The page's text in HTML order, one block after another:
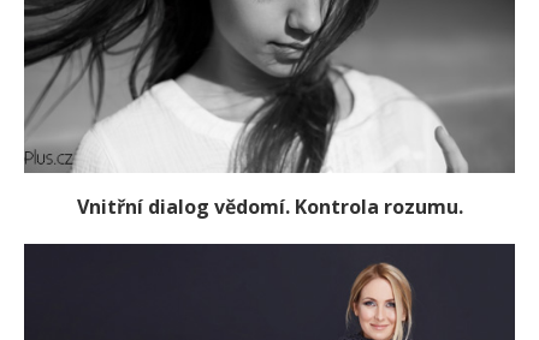
Vnitřní dialog vědomí. Kontrola rozumu.